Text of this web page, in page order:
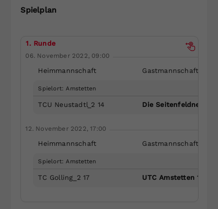
Spielplan
1. Runde
06. November 2022, 09:00
Heimmannschaft Gastmannschaft
Spielort: Amstetten
TCU Neustadtl_2 14 Die Seitenfeldners 15
12. November 2022, 17:00
Heimmannschaft Gastmannschaft
Spielort: Amstetten
TC Golling_2 17 UTC Amstetten 18
Zweck
vorgenommen Einstellungen, falls der
hat.